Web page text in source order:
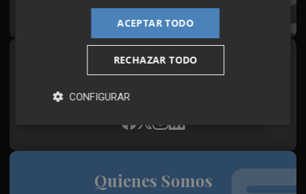
¡Quiero suscribirme!
Síguenos en redes
Plaza Podcast, desde cualquier medio
Quienes Somos
ACEPTAR TODO
RECHAZAR TODO
CONFIGURAR